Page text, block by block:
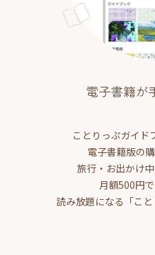
電子書籍が
ことりっぷガイド
電子書籍版の
旅行・お出かけ
月額500円
読み放題になる「こ